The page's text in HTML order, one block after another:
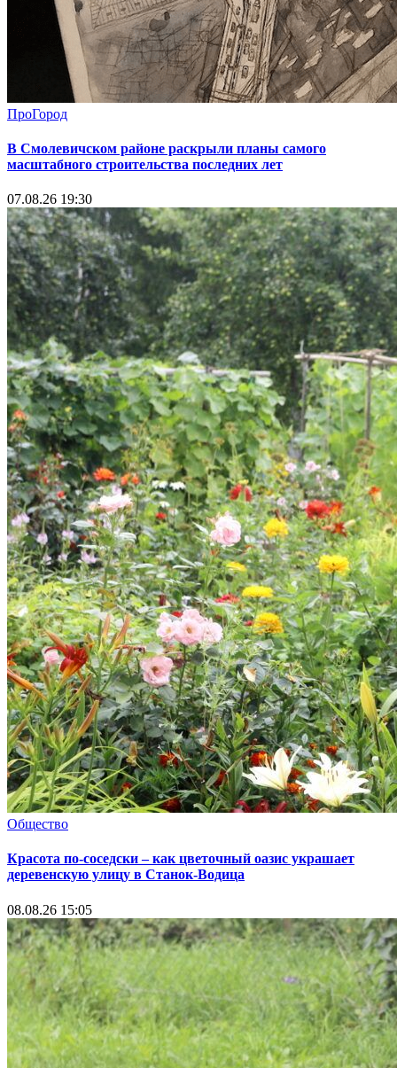
ПроГород
В Смолевичском районе раскрыли планы самого
масштабного строительства последних лет
07.08.26 19:30
Общество
Красота по-соседски – как цветочный оазис украшает
деревенскую улицу в Станок-Водица
08.08.26 15:05